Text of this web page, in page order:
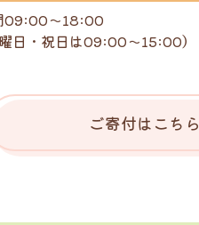
09:00～18:00
日・祝日は09:00～15:00）
ご寄付はこちら